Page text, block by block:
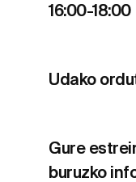
16:00-18:00
Udako
Gure
buruzko